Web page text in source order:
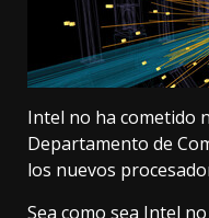
Intel no ha cometido
Departamento de
los nuevos
Sea como sea Intel